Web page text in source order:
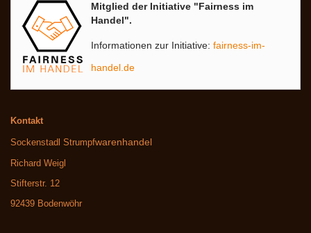
Mitglied der Initiative "Fairness im
Handel".
Informationen zur Initiative: fairness-im-
handel.de
Kontakt
Sockenstadl Strumpfwarenhandel
Richard Weigl
Stifterstr. 12
92439 Bodenwöhr